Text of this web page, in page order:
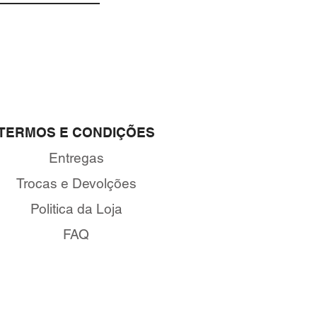
E CONDIÇÕES
Entregas
Trocas e Devolções
Politica da Loja
FAQ